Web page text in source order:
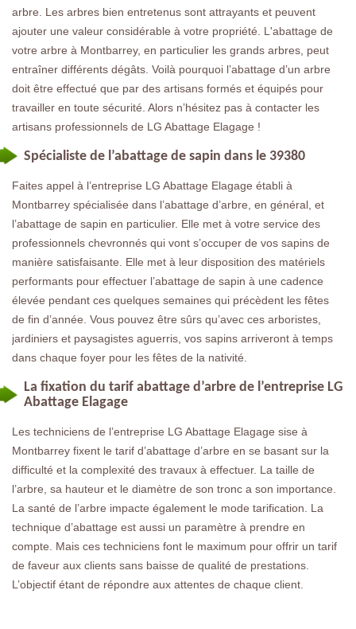
arbre. Les arbres bien entretenus sont attrayants et peuvent
ajouter une valeur considérable à votre propriété. L'abattage de
votre arbre à Montbarrey, en particulier les grands arbres, peut
entraîner différents dégâts. Voilà pourquoi l’abattage d’un arbre
doit être effectué que par des artisans formés et équipés pour
travailler en toute sécurité. Alors n’hésitez pas à contacter les
artisans professionnels de LG Abattage Elagage !
Spécialiste de l’abattage de sapin dans le 39380
Faites appel à l’entreprise LG Abattage Elagage établi à
Montbarrey spécialisée dans l’abattage d’arbre, en général, et
l’abattage de sapin en particulier. Elle met à votre service des
professionnels chevronnés qui vont s’occuper de vos sapins de
manière satisfaisante. Elle met à leur disposition des matériels
performants pour effectuer l’abattage de sapin à une cadence
élevée pendant ces quelques semaines qui précèdent les fêtes
de fin d’année. Vous pouvez être sûrs qu’avec ces arboristes,
jardiniers et paysagistes aguerris, vos sapins arriveront à temps
dans chaque foyer pour les fêtes de la nativité.
La fixation du tarif abattage d’arbre de l’entreprise LG
Abattage Elagage
Les techniciens de l’entreprise LG Abattage Elagage sise à
Montbarrey fixent le tarif d’abattage d’arbre en se basant sur la
difficulté et la complexité des travaux à effectuer. La taille de
l’arbre, sa hauteur et le diamètre de son tronc a son importance.
La santé de l’arbre impacte également le mode tarification. La
technique d’abattage est aussi un paramètre à prendre en
compte. Mais ces techniciens font le maximum pour offrir un tarif
de faveur aux clients sans baisse de qualité de prestations.
L’objectif étant de répondre aux attentes de chaque client.